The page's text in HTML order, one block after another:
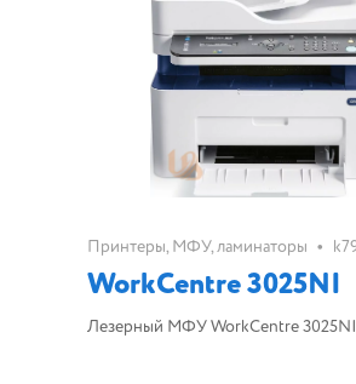
Принтеры, МФУ, ламинаторы •
WorkCentre 3025NI
Лезерный МФУ WorkCentre 3025NI